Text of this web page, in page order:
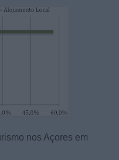
nos Açores em